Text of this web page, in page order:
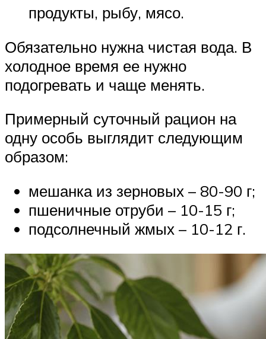
продукты, рыбу, мясо.
Обязательно нужна чистая вода. В
холодное время ее нужно
подогревать и чаще менять.
Примерный суточный рацион на
одну особь выглядит следующим
образом:
мешанка из зерновых – 80-90 г;
пшеничные отруби – 10-15 г;
подсолнечный жмых – 10-12 г.